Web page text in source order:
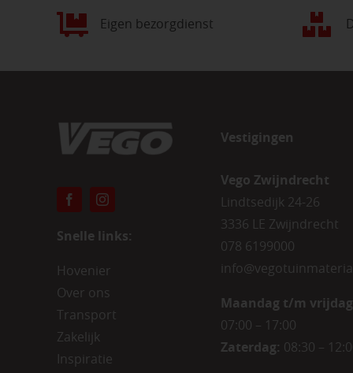
Eigen bezorgdienst
Snelle links:
Hovenier
Over ons
Transport
Zakelijk
Inspiratie
Vestigingen
Vego Zwijndrecht
Lindtsedijk 24-26
3336 LE Zwijndrecht
078 6199000
Maandag t/m
07:00 – 17:00
Zaterdag: 08:30 –